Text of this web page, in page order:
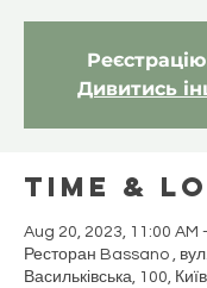
Дивитись
Time &
Aug 20, 2023, 11:00 AM
Ресторан Bassano ,
Васильківська, 100,